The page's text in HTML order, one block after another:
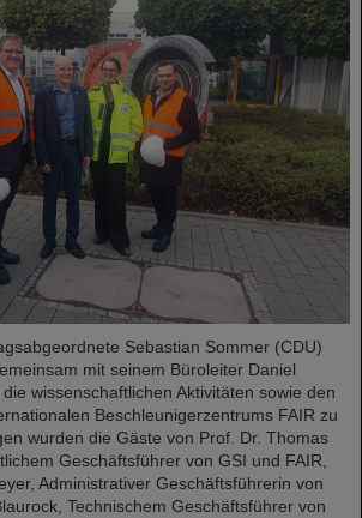
Sebastian Sommer (CDU)
mit seinem Büroleiter Daniel
wissenschaftlichen Aktivitäten sowie den
Beschleunigerzentrums FAIR zu
wurden die Gäste von Prof. Dr. Thomas
Geschäftsführer von GSI und FAIR,
Administrativer Geschäftsführerin von
Technischem Geschäftsführer von